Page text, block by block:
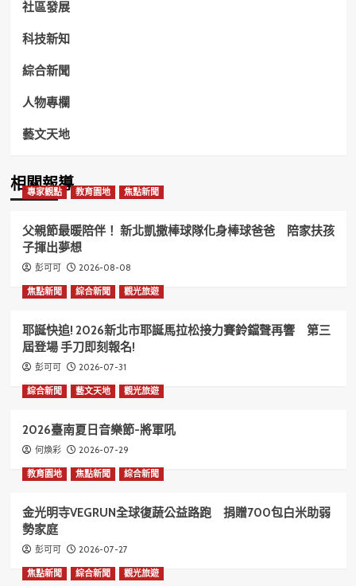
社區發展
科技新知
綜合新聞
人物專欄
藝文天地
相關報導
專家觀點 教育園地 焦點新聞
父親節最暖陪伴！ 新北凱撒棒球隊化身棒球爸爸 陪家扶孩
子揮出夢想
彭可可 2026-08-08
焦點新聞 綜合新聞 觀光旅遊
耶誕快追! 2026新北市耶誕馬拉松接力賽鈴鐺聲再響 第三
屆登場 手刀即刻報名!
彭可可 2026-07-31
綜合新聞 藝文天地 觀光旅遊
2026臺南夏日音樂節-將軍吼
何煥彩 2026-07-29
教育園地 焦點新聞 綜合新聞
金光明寺VEGRUN全球復蔬公益路跑 捐贈700包白米助弱
勢家庭
彭可可 2026-07-27
焦點新聞 綜合新聞 觀光旅遊